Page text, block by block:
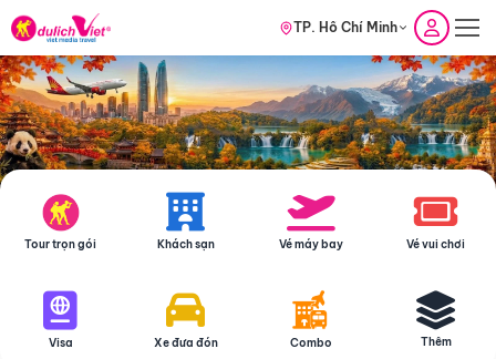
TP. Hồ Chí Minh
Tour trọn gói Khách sạn Vé máy bay Vé vui chơi
Visa Xe đưa đón Combo Thêm